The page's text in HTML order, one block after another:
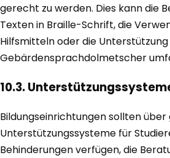
gerecht zu werden. Dies kann die
Texten in Braille-Schrift, die
Hilfsmitteln oder die
Gebärdensprachdolmetscher
10.3.
Bildungseinrichtungen sollten
Unterstützungssysteme für
Behinderungen verfügen, die